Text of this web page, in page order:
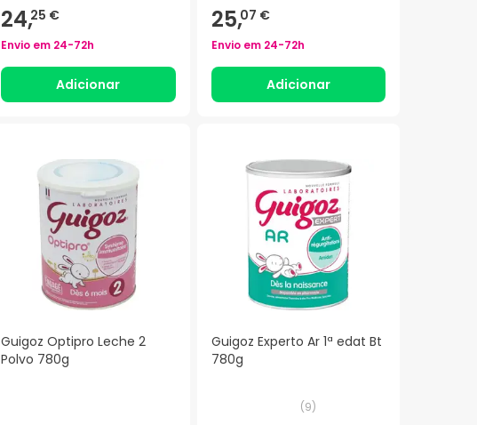
24,25 €
Envio em 24-72h
Adicionar
25,07 €
Envio em 24-72h
Adicionar
Guigoz Optipro Leche 2
Polvo 780g
Guigoz Experto Ar 1ª edat Bt
780g
(9)